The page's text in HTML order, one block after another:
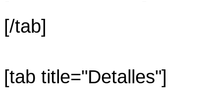
[/tab]
[tab title="Detalles"]